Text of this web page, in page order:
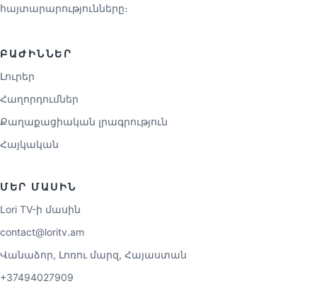
հայտարարությունները։
ԲԱԺԻՆՆԵՐ
Լուրեր
Հաղորդումներ
Քաղաքացիական լրագրություն
Հայկական
ՄԵՐ ՄԱՍԻՆ
Lori TV-ի մասին
contact@loritv.am
Վանաձոր, Լոռու մարզ, Հայաստան
+37494027909